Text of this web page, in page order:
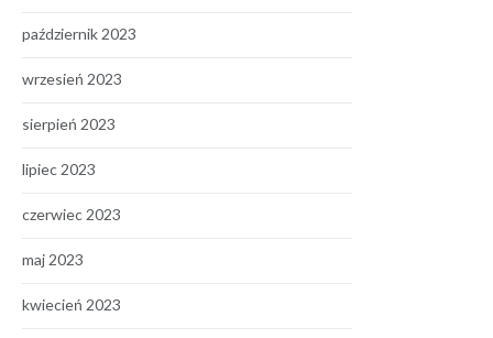
październik 2023
wrzesień 2023
sierpień 2023
lipiec 2023
czerwiec 2023
maj 2023
kwiecień 2023